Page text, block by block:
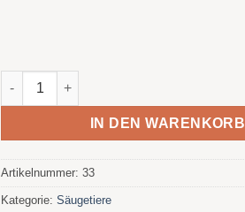
Jabali Menge
IN DEN WARENKORB
Artikelnummer:33
Kategorie:Säugetiere